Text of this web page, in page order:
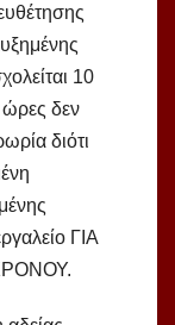
10
ώρες δεν
διότι
ΓΙΑ